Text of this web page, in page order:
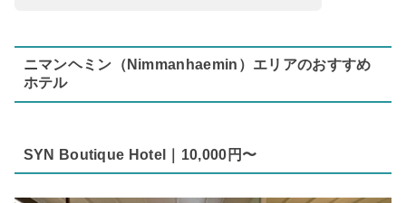
ニマンヘミン（Nimmanhaemin）エリアのおすすめ
ホテル
SYN Boutique Hotel｜10,000円〜